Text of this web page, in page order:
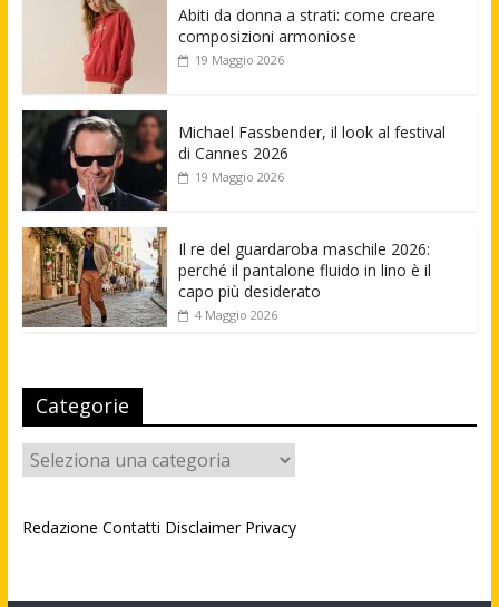
Abiti da donna a strati: come creare
composizioni armoniose
19 Maggio 2026
Michael Fassbender, il look al festival
di Cannes 2026
19 Maggio 2026
Il re del guardaroba maschile 2026:
perché il pantalone fluido in lino è il
capo più desiderato
4 Maggio 2026
Categorie
Categorie
Redazione Contatti Disclaimer Privacy